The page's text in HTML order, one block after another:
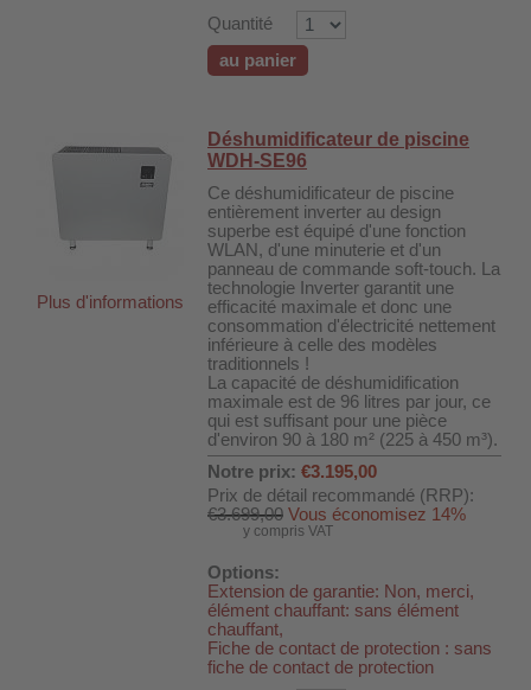
988b
AP1101
Quantité
au panier
Plus d'informations
Déshumidificateur de piscine
WDH-SE96
Ce déshumidificateur de piscine
entièrement inverter au design
superbe est équipé d'une fonction
WLAN, d'une minuterie et d'un
panneau de commande soft-touch. La
technologie Inverter garantit une
efficacité maximale et donc une
consommation d'électricité nettement
inférieure à celle des modèles
traditionnels !
La capacité de déshumidification
maximale est de 96 litres par jour, ce
qui est suffisant pour une pièce
d'environ 90 à 180 m² (225 à 450 m³).
Notre prix: €3.195,00
Prix de détail recommandé (RRP):
€3.699,00 Vous économisez 14%
y compris VAT
Options:
Extension de garantie: Non, merci,
élément chauffant: sans élément
chauffant,
Fiche de contact de protection : sans
fiche de contact de protection